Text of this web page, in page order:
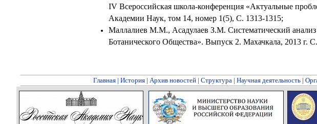
IV Всероссийская школа-конференция «Актуальные
Академии Наук, том 14, номер 1(5), С. 1313-1315;
Маллалиев М.М., Асадулаев З.М. Систематический анализ
Ботанического Общества». Выпуск 2. Махачкала, 2013 г.
Главная | История | Архив новостей | Структура | Научная деятельность |